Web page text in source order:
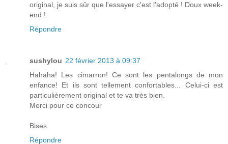
original, je suis sûr que l'essayer c'est l'adopté ! Doux week-
end !
Répondre
sushylou 22 février 2013 à 09:37
Hahaha! Les cimarron! Ce sont les pentalongs de mon
enfance! Et ils sont tellement confortables... Celui-ci est
particulièrement original et te va très bien.
Merci pour ce concour
Bises
Répondre